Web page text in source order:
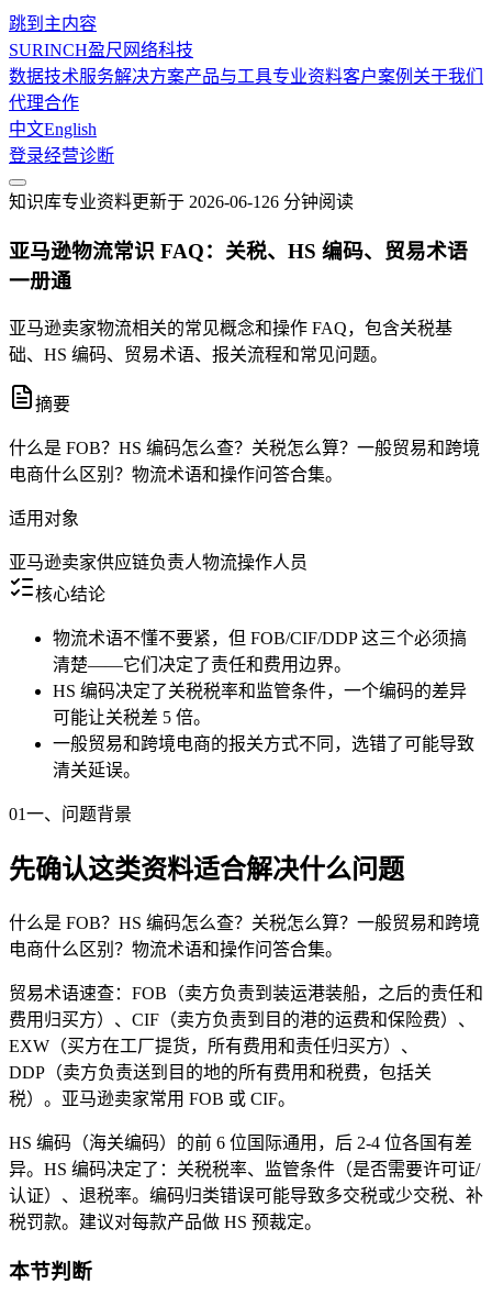
跳到主内容
SURINCH盈尺网络科技
数据技术服务解决方案产品与工具专业资料客户案例 关于我们
代理合作
中文English
登录经营诊断
知识库专业资料更新于 2026-06-126 分钟阅读
亚马逊物流常识 FAQ：关税、HS 编码、贸易术语
一册通
亚马逊卖家物流相关的常见概念和操作 FAQ，包含关税基
础、HS 编码、贸易术语、报关流程和常见问题。
摘要
什么是 FOB？HS 编码怎么查？关税怎么算？一般贸易和跨境
电商什么区别？物流术语和操作问答合集。
适用对象
亚马逊卖家供应链负责人物流操作人员
核心结论
物流术语不懂不要紧，但 FOB/CIF/DDP 这三个必须搞
清楚——它们决定了责任和费用边界。
HS 编码决定了关税税率和监管条件，一个编码的差异
可能让关税差 5 倍。
一般贸易和跨境电商的报关方式不同，选错了可能导致
清关延误。
01一、问题背景
先确认这类资料适合解决什么问题
什么是 FOB？HS 编码怎么查？关税怎么算？一般贸易和跨境
电商什么区别？物流术语和操作问答合集。
贸易术语速查：FOB（卖方负责到装运港装船，之后的责任和
费用归买方）、CIF（卖方负责到目的港的运费和保险费）、
EXW（买方在工厂提货，所有费用和责任归买方）、
DDP（卖方负责送到目的地的所有费用和税费，包括关
税）。亚马逊卖家常用 FOB 或 CIF。
HS 编码（海关编码）的前 6 位国际通用，后 2-4 位各国有差
异。HS 编码决定了：关税税率、监管条件（是否需要许可证/
认证）、退税率。编码归类错误可能导致多交税或少交税、补
税罚款。建议对每款产品做 HS 预裁定。
本节判断